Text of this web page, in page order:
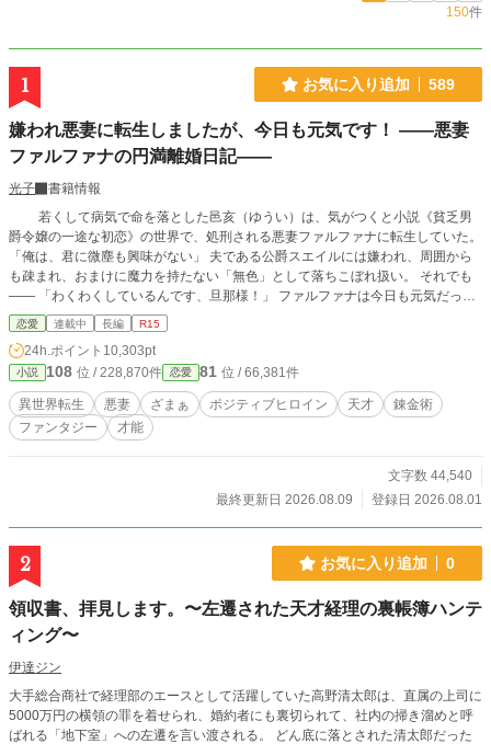
150件
1 お気に入り追加 589
嫌われ悪妻に転生しましたが、今日も元気です！ ――悪妻
ファルファナの円満離婚日記――
光子
書籍情報
若くして病気で命を落とした邑亥（ゆうい）は、気がつくと小説《貧乏男
爵令嬢の一途な初恋》の世界で、処刑される悪妻ファルファナに転生していた。
「俺は、君に微塵も興味がない」 夫である公爵スエイルには嫌われ、周囲から
も疎まれ、おまけに魔力を持たない「無色」として落ちこぼれ扱い。 それでも
―― 「わくわくしているんです、旦那様！」 ファルファナは今日も元気だっ
た。 目指すは処刑エンド回避と円満離婚。 毒親からの妨害、無色への偏見、悪
妻の汚名。 次々と降りかかる問題も、持ち前の明るさと「天才的な才能」で軽
やかに跳ね返していく。 やがて錬金術師ヤトに弟子入りしたファルファナは、
魔力がなくても扱える不思議な道具《アルケミア》の世界に魅了されていく。
落ちこぼれの悪妻が、悪評も陰謀も吹き飛ばしながら、大切な人達と出会い、健
やかに楽しく生きていくことを目指す物語。 今日もファルファナは元気いっぱ
いです！ 不定期更新。 この作品は私の考えた世界の話です。設定ゆるゆるで
恋愛 連載中 長編 R15
24h.ポイント 10,303pt
小説 108 位 / 228,870件 恋愛 81 位 / 66,381件
異世界転生 悪妻 ざまぁ ポジティブヒロイン 天才
錬金術
ファンタジー
才能
文字数 44,540
最終更新日 2026.08.09
登録日 2026.08.01
2 お気に入り追加 0
領収書、拝見します。〜左遷された天才経理の裏帳簿ハンテ
ィング〜
伊達ジン
大手総合商社で経理部のエースとして活躍していた高野清太郎は、直属の上司に
5000万円の横領の罪を着せられ、婚約者にも裏切られて、社内の掃き溜めと呼
ばれる「地下室」への左遷を言い渡される。 どん底に落とされた清太郎だった